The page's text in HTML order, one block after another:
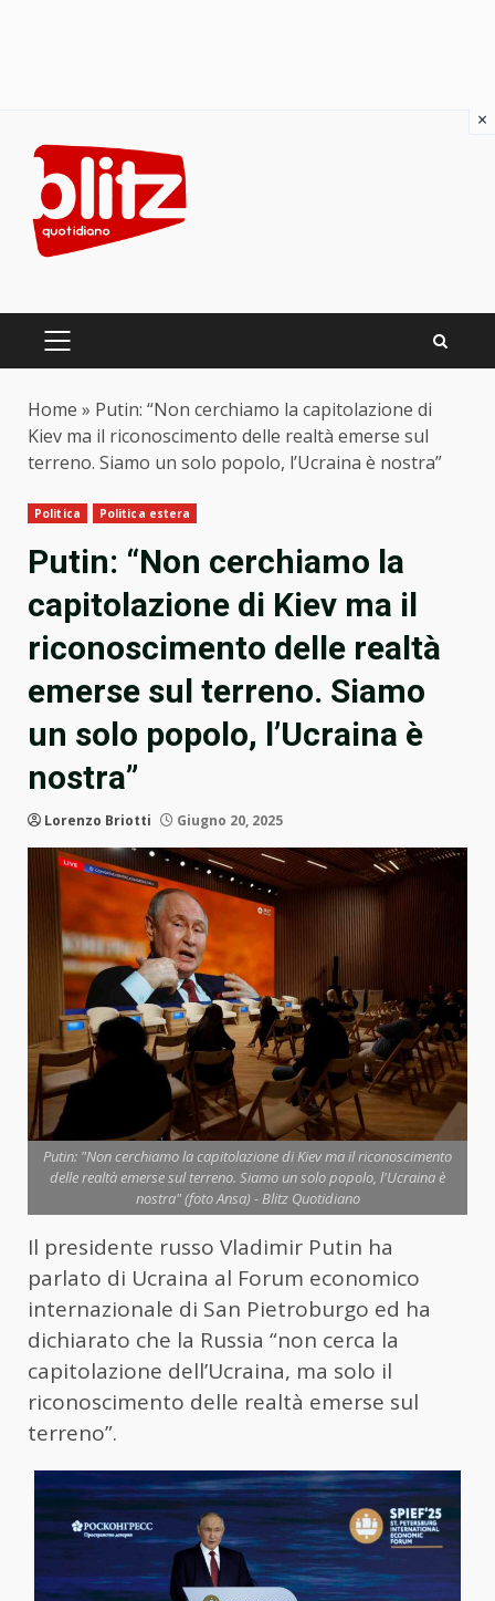
content
PRIMARY
Home » Putin: “Non cerchiamo la capitolazione di
Kiev ma il riconoscimento delle realtà emerse sul
terreno. Siamo un solo popolo, l’Ucraina è nostra”
Politica Politica estera
Putin: “Non cerchiamo la
capitolazione di Kiev ma il
riconoscimento delle realtà
emerse sul terreno. Siamo
un solo popolo, l’Ucraina è
nostra”
Lorenzo Briotti Giugno 20, 2025
Putin: "Non cerchiamo la capitolazione di Kiev ma il riconoscimento
delle realtà emerse sul terreno. Siamo un solo popolo, l'Ucraina è
nostra" (foto Ansa) - Blitz Quotidiano
Il presidente russo Vladimir Putin ha
parlato di Ucraina al Forum economico
internazionale di San Pietroburgo ed ha
dichiarato che la Russia “non cerca la
capitolazione dell’Ucraina, ma solo il
riconoscimento delle realtà emerse sul
terreno”.
×